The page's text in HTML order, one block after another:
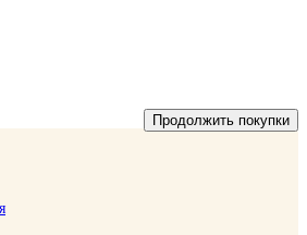
Продолжить покупки